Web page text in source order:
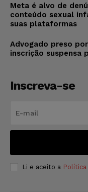
Meta é alvo de
conteúdo sexual
suas plataformas
Advogado preso
inscrição suspensa
Inscreva-se
Li e aceito a Política